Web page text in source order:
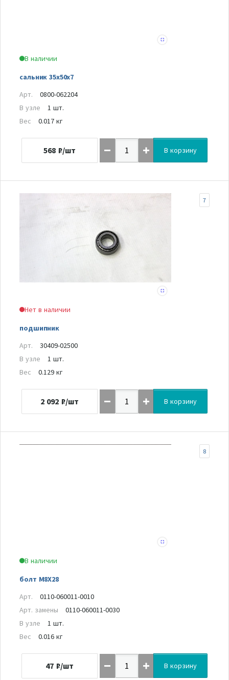
В наличии
сальник 35х50х7
Арт.
0800-062204
В узле
1 шт.
Вес
0.017 кг
568 ₽/шт В корзину
Нет в наличии
подшипник
7
Арт.
30409-02500
В узле
1 шт.
Вес
0.129 кг
2 092 ₽/шт В корзину
В наличии
болт M8X28
8
Арт.
0110-060011-0010
Арт. замены
0110-060011-0030
В узле
1 шт.
Вес
0.016 кг
47 ₽/шт В корзину